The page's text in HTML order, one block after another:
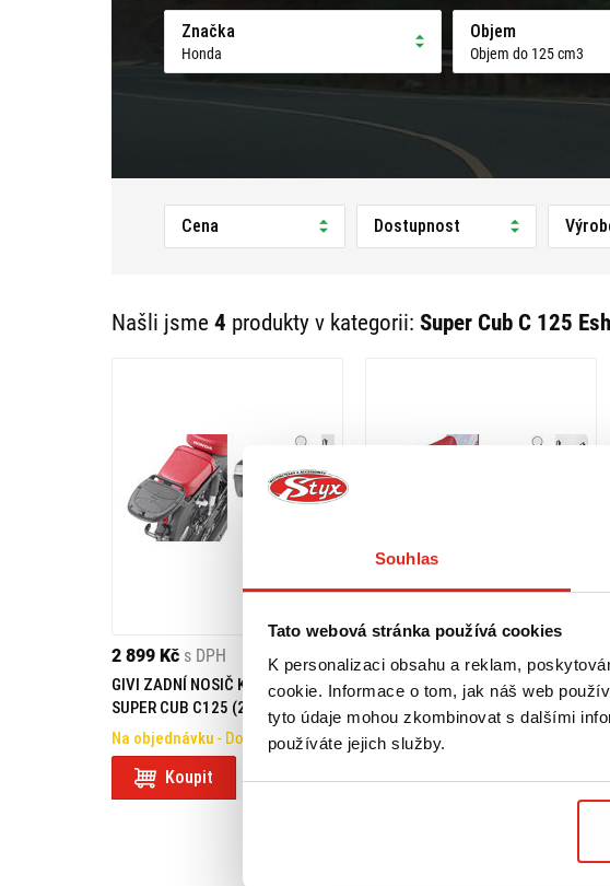
Souhlas
Tato webová stránka používá cookies
K personalizaci obsahu a reklam,
cookie. Informace o tom, jak náš web
tyto údaje mohou zkombinovat s dalšími
používáte jejich služby.
Značka
Honda
Objem
Objem do 125 cm3
Cena Dostupnost
Našli jsme 4 produkty v kategorii: Super Cub C 125
2 899 Kč s DPH
GIVI ZADNÍ NOSIČ KUFRU HONDA
SUPER CUB C125 (22) SR1195
Na objednávku - Doprava ZDARMA
Koupit
1 549 Kč
GIVI DRŽÁK KUFRU HONDA SUPER
CUB C125 (18 > 21) SR1168
Na objednávku
Koupit